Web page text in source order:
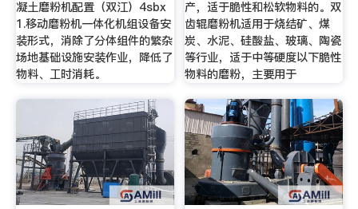
凝土磨粉机配置（双江）4sbx
1.移动磨粉机一体化机组设备安
装形式，消除了分体组件的繁杂
场地基础设施安装作业，降低了
物料、工时消耗。
产，适于脆性和松软物料的。双
齿辊磨粉机适用于烧结矿、煤
炭、水泥、硅酸盐、玻璃、陶瓷
等行业，适于中等硬度以下脆性
物料的磨粉，主要用于